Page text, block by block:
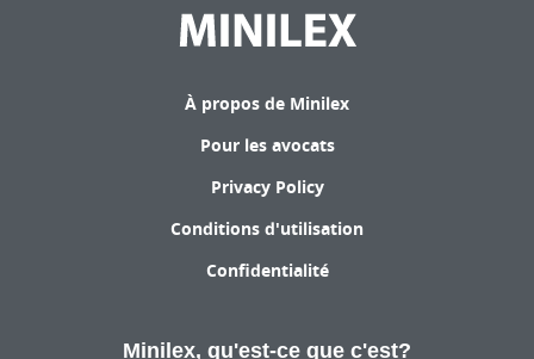
À propos de Minilex
Pour les avocats
Privacy Policy
Conditions d'utilisation
Confidentialité
Minilex, qu'est-ce que c'est?